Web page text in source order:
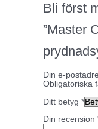
Bli först
”Master
Din e-
Obligatoriska
Ditt betyg *
Din recension